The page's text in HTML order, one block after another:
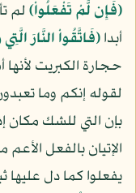
﴿فَإِن لَّمْ تَفْعَلُواْ﴾لم
أبدا﴿فَاتَّقُواْ النَّارَ
حجارة الكبريت لأنها
لقوله إنكم وما
بإن التي للشك مكان
الإتيان بالفعل
يفعلوا كما دل عليها